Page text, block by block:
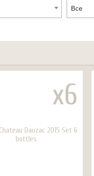
Все
x6